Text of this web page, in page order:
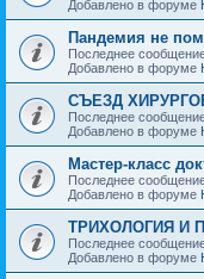
Добавлено в форуме
Пандемия не
Последнее
Добавлено в форуме
СЪЕЗД
Последнее
Добавлено в форуме
Мастер-класс
Последнее
Добавлено в форуме
ТРИХОЛОГИЯ И
Последнее
Добавлено в форуме